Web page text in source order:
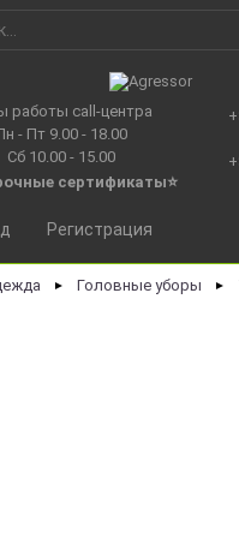
работы call-центра
- Пт 9.00 - 18.00
Сб 10.00 - 15.00
сертификаты⭐
Регистрация
► Головные уборы ►